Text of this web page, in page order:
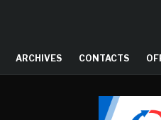
ARCHIVES CONTACTS